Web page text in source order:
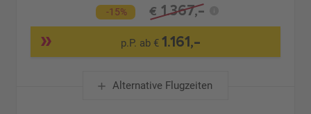
-15% € 1.367,-
p.P. ab € 1.161,-
Alternative Flugzeiten